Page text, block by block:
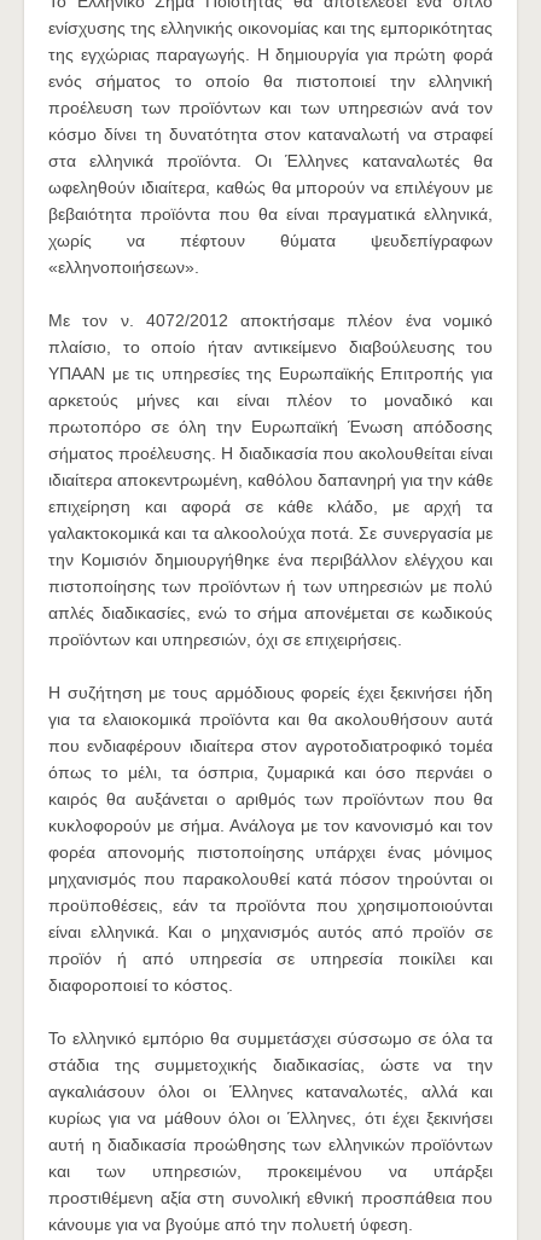
ενίσχυσης της ελληνικής οικονομίας και της εμπορικότητας
της εγχώριας παραγωγής. Η δημιουργία για πρώτη φορά
ενός σήματος το οποίο θα πιστοποιεί την ελληνική
προέλευση τωνπροϊόντων και των υπηρεσιών ανά τον
κόσμο δίνει τη δυνατότητα στον καταναλωτή να στραφεί
στα ελληνικά προϊόντα. Οι Έλληνες καταναλωτές θα
ωφεληθούν ιδιαίτερα, καθώς θα μπορούν να επιλέγουν με
βεβαιότητα προϊόντα που θα είναι πραγματικά ελληνικά,
χωρίς να πέφτουν θύματα ψευδεπίγραφων
«ελληνοποιήσεων».
Με τον ν. 4072/2012 αποκτήσαμε πλέον ένα νομικό
πλαίσιο, το οποίο ήταν αντικείμενο διαβούλευσης του
ΥΠΑΑΝ με τις υπηρεσίες της Ευρωπαϊκής Επιτροπής για
αρκετούς μήνες και είναι πλέον το μοναδικό και
πρωτοπόρο σε όλη την Ευρωπαϊκή Ένωση απόδοσης
σήματος προέλευσης. Η διαδικασία που ακολουθείται είναι
ιδιαίτερα αποκεντρωμένη, καθόλου δαπανηρή για την κάθε
επιχείρηση και αφορά σε κάθε κλάδο, με αρχή τα
γαλακτοκομικά και τα αλκοολούχα ποτά. Σε συνεργασία με
την Κομισιόν δημιουργήθηκε ένα περιβάλλον ελέγχου και
πιστοποίησης των προϊόντων ή των υπηρεσιών με πολύ
απλές διαδικασίες, ενώ το σήμα απονέμεται σε κωδικούς
προϊόντων και υπηρεσιών, όχι σε επιχειρήσεις.
Η συζήτηση με τους αρμόδιους φορείς έχει ξεκινήσει ήδη
για τα ελαιοκομικά προϊόντα και θα ακολουθήσουν αυτά
που ενδιαφέρουν ιδιαίτερα στον αγροτοδιατροφικό τομέα
όπως το μέλι, τα όσπρια, ζυμαρικά και όσο περνάει ο
καιρός θα αυξάνεται ο αριθμός των προϊόντων που θα
κυκλοφορούν με σήμα. Ανάλογα με τον κανονισμό και τον
φορέα απονομής πιστοποίησης υπάρχει ένας μόνιμος
μηχανισμός που παρακολουθεί κατά πόσον τηρούνται οι
προϋποθέσεις, εάν τα προϊόντα που χρησιμοποιούνται
είναι ελληνικά. Και ο μηχανισμός αυτός από προϊόν σε
προϊόν ή από υπηρεσία σε υπηρεσία ποικίλει και
διαφοροποιεί το κόστος.
Το ελληνικό εμπόριο θα συμμετάσχει σύσσωμο σε όλα τα
στάδια της συμμετοχικής διαδικασίας, ώστε να την
αγκαλιάσουν όλοι οι Έλληνες καταναλωτές, αλλά και
κυρίως για να μάθουν όλοι οι Έλληνες, ότι έχει ξεκινήσει
αυτή η διαδικασία προώθησης των ελληνικών προϊόντων
και των υπηρεσιών, προκειμένου να υπάρξει
προστιθέμενη αξία στη συνολική εθνική προσπάθεια που
κάνουμε για να βγούμε από την πολυετή ύφεση.